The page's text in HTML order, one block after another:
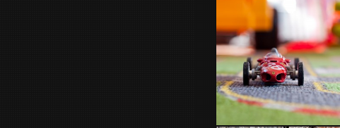
Explosion de colores